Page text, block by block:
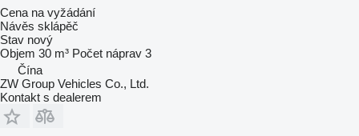
Cena na vyžádání
Návěs sklápěč
Stav nový
Objem 30 m³ Počet náprav 3
Čína
ZW Group Vehicles Co., Ltd.
Kontakt s dealerem